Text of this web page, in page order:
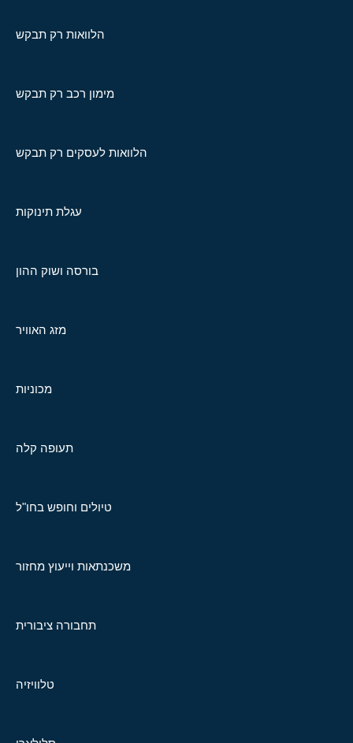
הלוואות רק תבקש
מימון רכב רק תבקש
הלוואות לעסקים רק תבקש
עגלת תינוקות
בורסה ושוק ההון
מזג האוויר
מכוניות
תעופה קלה
טיולים וחופש בחו"ל
משכנתאות וייעוץ מחזור
תחבורה ציבורית
טלוויזיה